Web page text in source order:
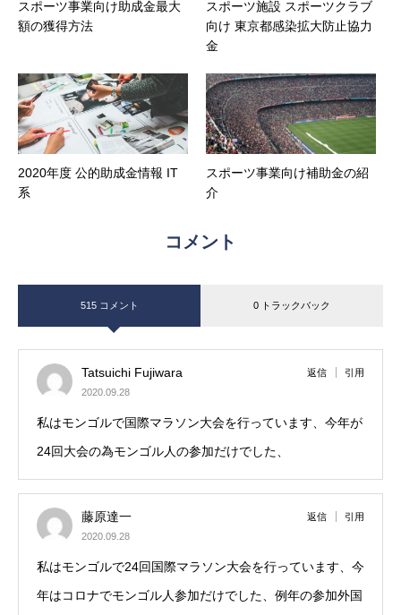
スポーツ事業向け助成金最大
額の獲得方法
スポーツ施設 スポーツクラブ
向け 東京都感染拡大防止協力
金
2020年度 公的助成金情報 IT
系
スポーツ事業向け補助金の紹
介
コメント
515 コメント 0 トラックバック
Tatsuichi Fujiwara
2020.09.28
返信 引用
私はモンゴルで国際マラソン大会を行っています、今年が
24回大会の為モンゴル人の参加だけでした、
藤原達一
2020.09.28
返信 引用
私はモンゴルで24回国際マラソン大会を行っています、今
年はコロナでモンゴル人参加だけでした、例年の参加外国